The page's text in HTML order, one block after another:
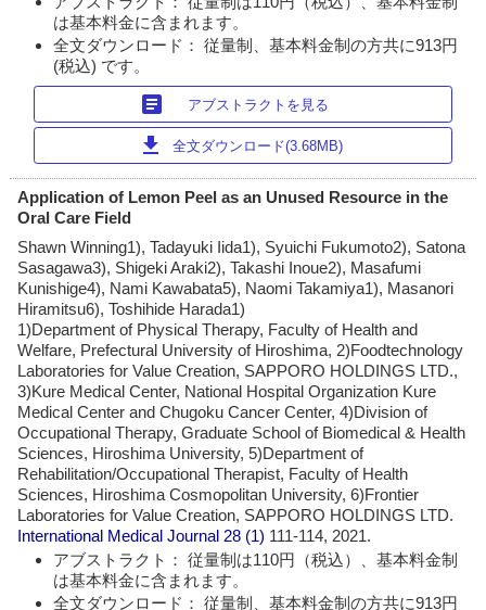
は基本料金に含まれます。
全文ダウンロード： 従量制、基本料金制の方共に913円
(税込) です。
article アブストラクトを見る
download 全文ダウンロード(3.68MB)
Application of Lemon Peel as an Unused Resource in the
Oral Care Field
Shawn Winning1), Tadayuki Iida1), Syuichi Fukumoto2), Satona
Sasagawa3), Shigeki Araki2), Takashi Inoue2), Masafumi
Kunishige4), Nami Kawabata5), Naomi Takamiya1), Masanori
Hiramitsu6), Toshihide Harada1)
1)Department of Physical Therapy, Faculty of Health and
Welfare, Prefectural University of Hiroshima, 2)Foodtechnology
Laboratories for Value Creation, SAPPORO HOLDINGS LTD.,
3)Kure Medical Center, National Hospital Organization Kure
Medical Center and Chugoku Cancer Center, 4)Division of
Occupational Therapy, Graduate School of Biomedical & Health
Sciences, Hiroshima University, 5)Department of
Rehabilitation/Occupational Therapist, Faculty of Health
Sciences, Hiroshima Cosmopolitan University, 6)Frontier
Laboratories for Value Creation, SAPPORO HOLDINGS LTD.
International Medical Journal 28 (1) 111-114, 2021.
アブストラクト： 従量制は110円（税込）、基本料金制
は基本料金に含まれます。
全文ダウンロード： 従量制、基本料金制の方共に913円